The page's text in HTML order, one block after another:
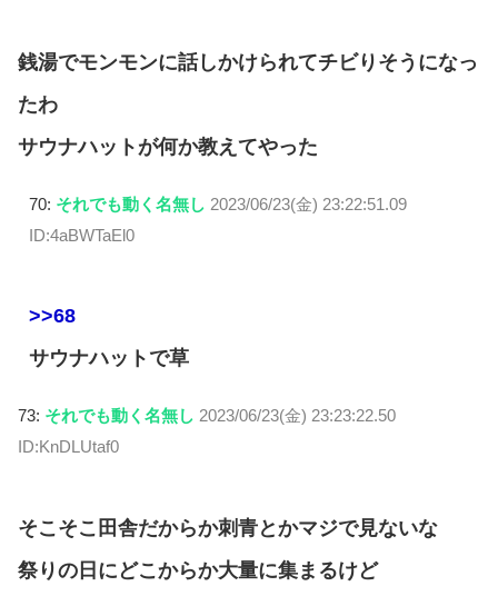
銭湯でモンモンに話しかけられてチビりそうになっ
たわ
サウナハットが何か教えてやった
70: それでも動く名無し 2023/06/23(金) 23:22:51.09
ID:4aBWTaEl0
>>68
サウナハットで草
73: それでも動く名無し 2023/06/23(金) 23:23:22.50
ID:KnDLUtaf0
そこそこ田舎だからか刺青とかマジで見ないな
祭りの日にどこからか大量に集まるけど